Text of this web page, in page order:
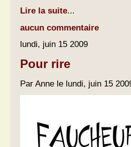
Lire la suite...
aucun commentaire
lundi, juin 15 2009
Pour rire
Par Anne le lundi, juin 15